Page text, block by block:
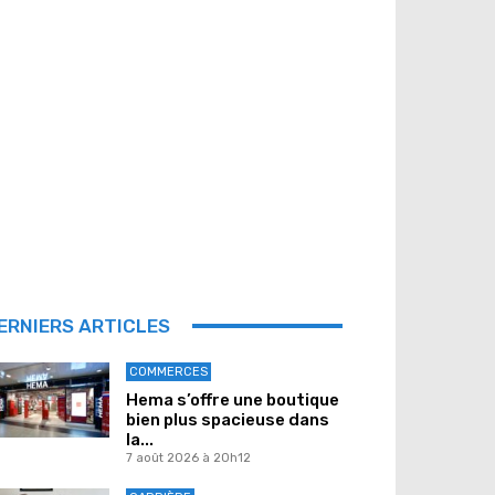
ARTICLES
COMMERCES
Hema s’offre une boutique
bien plus spacieuse dans
la...
7 août 2026 à 20h12